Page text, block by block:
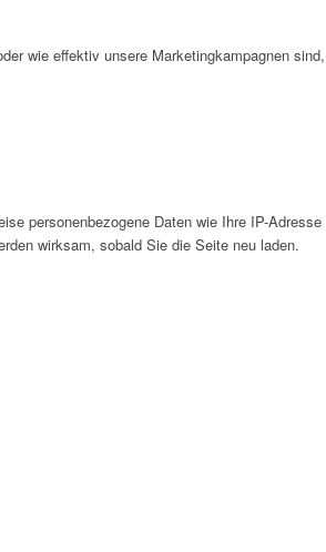
wie effektiv unsere Marketingkampagnen
personenbezogene Daten wie Ihre IP-
wirksam, sobald Sie die Seite neu laden.